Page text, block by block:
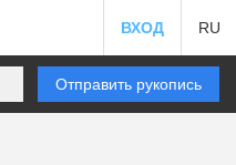
ВХОД RU
Отправить рукопись